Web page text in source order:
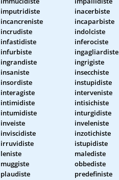
imputridiste
inacerbiste
incancreniste
incaparbiste
incrudiste
indolciste
infastidiste
inferociste
infurbiste
ingagliardiste
ingrandiste
ingrigiste
insaniste
insecchiste
insordiste
instupidiste
interagiste
interveniste
intimidiste
intisichiste
intumidiste
inturgidiste
inveiste
inveleniste
inviscidiste
inzotichiste
irruvidiste
istupidiste
leniste
malediste
muggiste
obbediste
plaudiste
predefiniste